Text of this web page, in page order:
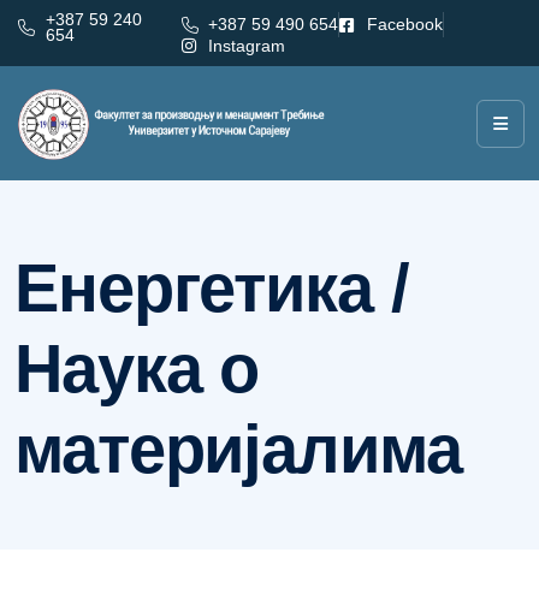
+387 59 240
654
+387 59 490 654
Facebook
Instagram
Категорија:
Енергетика /
Наука о
материјалима